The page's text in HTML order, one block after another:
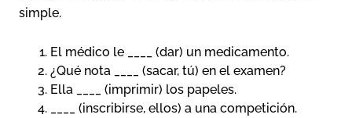
simple.
El médico le ____ (dar) un medicamento.
¿Qué nota ____ (sacar, tú) en el examen?
Ella ____ (imprimir) los papeles.
____ (inscribirse, ellos) a una competición.